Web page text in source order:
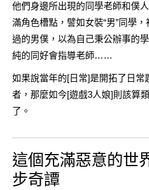
他們身邊所出現的同學老師和僕
滿角色槽點，譬如女裝“男”同學，
過的男僕，以為自己秉公辦事的
純的同好會指導老師……
如果說當年的[日常]是開拓了日常
者，那麼如今[遊戲3人娘]則該算
了。
這個充滿惡意的世
步奇譚